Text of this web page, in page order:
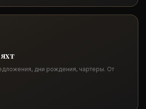
дни рождения, чартеры. От